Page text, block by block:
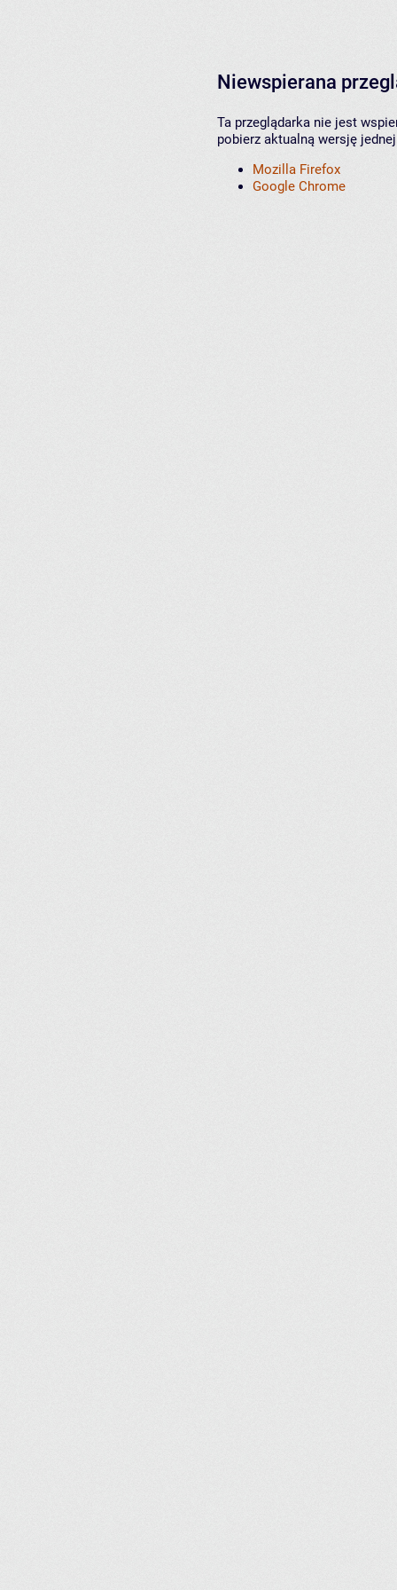
Niewspierana
Ta przeglądarka nie jest
pobierz aktualną wersję
Mozilla Firefox
Google Chrome